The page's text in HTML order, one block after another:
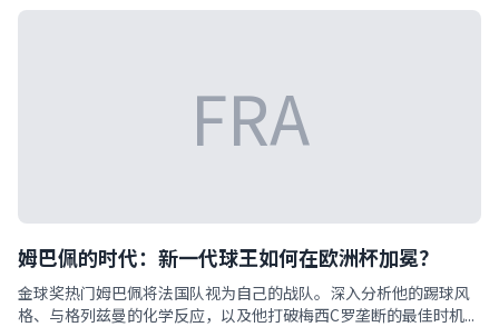
FRA
姆巴佩的时代：新一代球王如何在欧洲杯加冕？
金球奖热门姆巴佩将法国队视为自己的战队。深入分析他的踢球风
格、与格列兹曼的化学反应，以及他打破梅西C罗垄断的最佳时机...